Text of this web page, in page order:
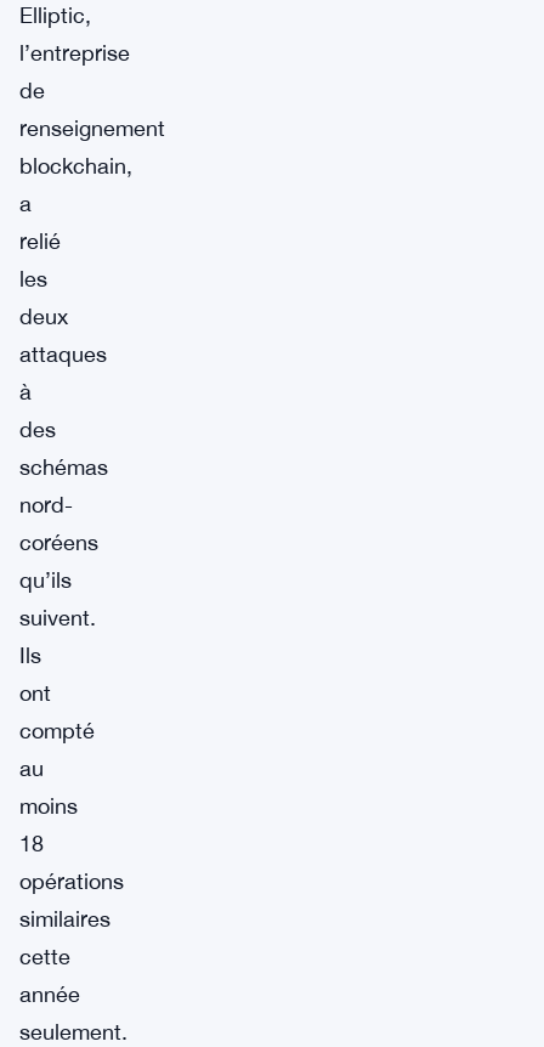
Elliptic,
l’entreprise
de
renseignement
blockchain,
a
relié
les
deux
attaques
à
des
schémas
nord-
coréens
qu’ils
suivent.
Ils
ont
compté
au
moins
18
opérations
similaires
cette
année
seulement.